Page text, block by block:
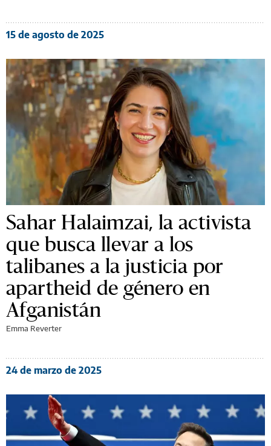
15 de agosto de 2025
Sahar Halaimzai, la activista
que busca llevar a los
talibanes a la justicia por
apartheid de género en
Afganistán
Emma Reverter
24 de marzo de 2025